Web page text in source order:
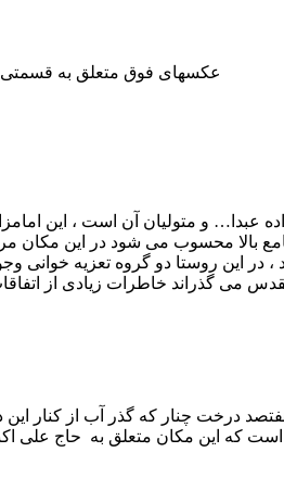
عکسهای فوق متعلق به قسمتی
عبدا… و متولیان آن است ، این
بالا محسوب می شود در این مکان
، در این روستا دو گروه تعزیه
می گذراند خاطرات زیادی از
درخت چنار که گذر آب از کنار